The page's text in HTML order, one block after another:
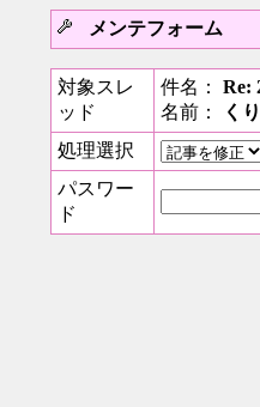
メンテフォーム
対象スレ
ッド
件名： Re:
名前：
く
処理選択
パスワー
ド